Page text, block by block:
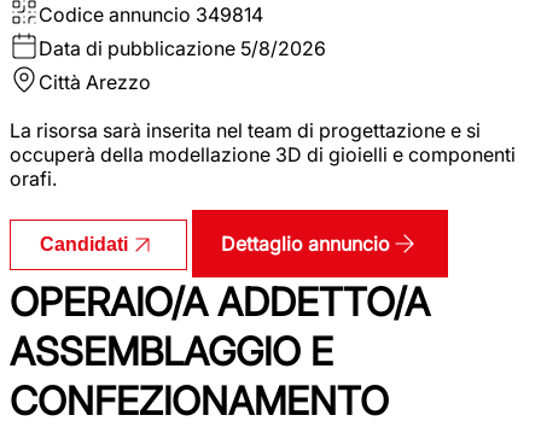
Codice annuncio 349814
Data di pubblicazione 5/8/2026
Città Arezzo
La risorsa sarà inserita nel team di progettazione e si
occuperà della modellazione 3D di gioielli e componenti
orafi.
Candidati Dettaglio annuncio
OPERAIO/A ADDETTO/A
ASSEMBLAGGIO E
CONFEZIONAMENTO